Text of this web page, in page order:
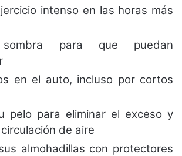
intenso en las horas más
sombra para que puedan
en el auto, incluso por cortos
pelo para eliminar el exceso y
de aire
almohadillas con protectores